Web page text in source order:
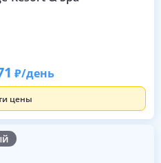
/день
цены